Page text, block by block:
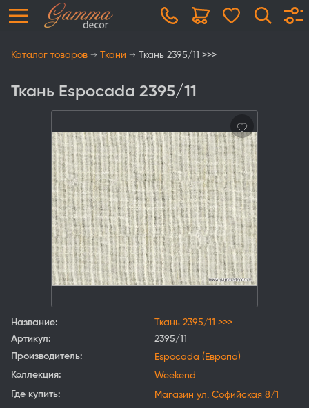
Каталог товаров Ткани Ткань 2395/11 >>>
Ткань Espocada 2395/11
Название:
Ткань 2395/11 >>>
Артикул:
2395/11
Производитель:
Espocada (Европа)
Коллекция:
Weekend
Где купить:
Магазин ул. Софийская 8/1